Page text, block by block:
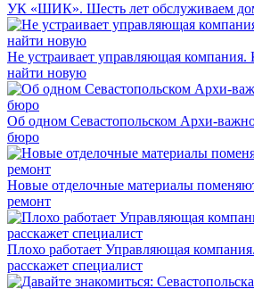
УК «ШИК». Шесть лет обслуживаем
Не устраивает управляющая компания.
найти новую
Об одном Севастопольском Архи-
бюро
Новые отделочные материалы
ремонт
Плохо работает Управляющая
расскажет специалист